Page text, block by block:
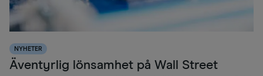
NYHETER
Äventyrlig lönsamhet på Wall Street